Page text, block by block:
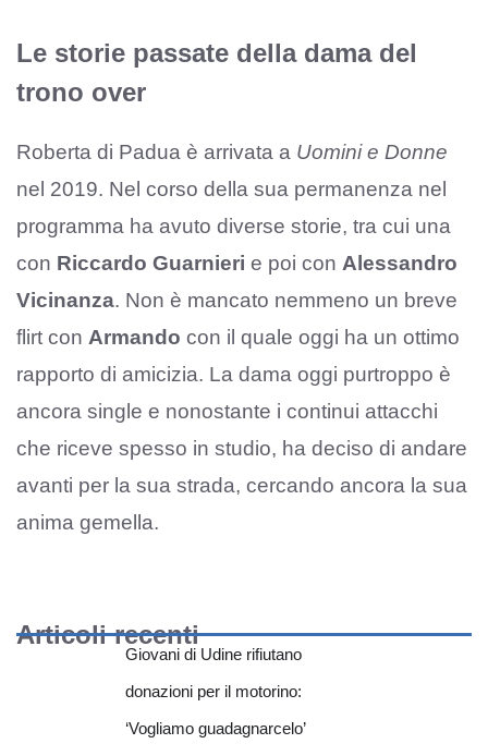
Le storie passate della dama del
trono over
Roberta di Padua è arrivata a Uomini e Donne
nel 2019. Nel corso della sua permanenza nel
programma ha avuto diverse storie, tra cui una
con Riccardo Guarnieri e poi con Alessandro
Vicinanza. Non è mancato nemmeno un breve
flirt con Armando con il quale oggi ha un ottimo
rapporto di amicizia. La dama oggi purtroppo è
ancora single e nonostante i continui attacchi
che riceve spesso in studio, ha deciso di andare
avanti per la sua strada, cercando ancora la sua
anima gemella.
Articoli recenti
Giovani di Udine rifiutano
donazioni per il motorino:
‘Vogliamo guadagnarcelo’